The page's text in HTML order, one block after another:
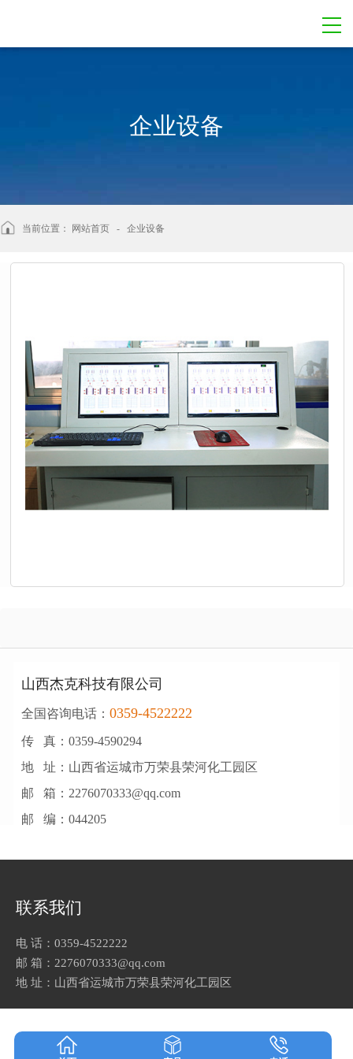
企业设备
当前位置： 网站首页 - 企业设备
山西杰克科技有限公司
全国咨询电话： 0359-4522222
传 真：0359-4590294
地 址：山西省运城市万荣县荣河化工园区
邮 箱：2276070333@qq.com
邮 编：044205
联系我们
电 话：0359-4522222
邮 箱：2276070333@qq.com
地 址：山西省运城市万荣县荣河化工园区